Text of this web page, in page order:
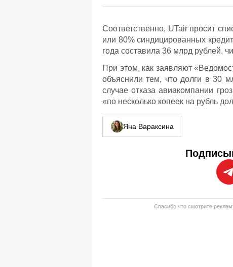
Соответственно, UTair просит
или 80% синдицированных
года составила 36 млрд рублей,
При этом, как заявляют
объяснили тем, что долги в 30
случае отказа авиакомпании
«по несколько копеек на рубль
Яна Вараксина
Спасибо что смотрите